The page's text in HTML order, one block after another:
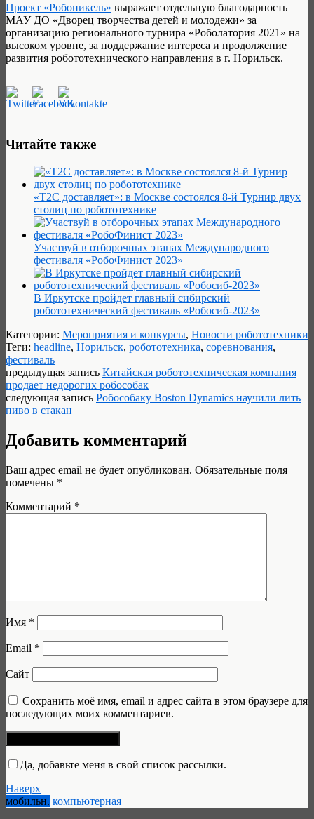
Проект «Робоникель» выражает отдельную благодарность
МАУ ДО «Дворец творчества детей и молодежи» за
организацию регионального турнира «Роболатория 2021» на
высоком уровне, за поддержание интереса и продолжение
развития робототехнического направления в г. Норильск.
Читайте также
«Т2С доставляет»: в Москве состоялся 8-й Турнир двух
столиц по робототехнике
Участвуй в отборочных этапах Международного
фестиваля «РобоФинист 2023»
В Иркутске пройдет главный сибирский
робототехнический фестиваль «Робосиб-2023»
Категории: Мероприятия и конкурсы, Новости робототехники
Теги: headline, Норильск, робототехника, соревнования,
фестиваль
предыдущая запись Китайская робототехническая компания
продает недорогих робособак
следующая запись Робособаку Boston Dynamics научили лить
пиво в стакан
Добавить комментарий
Ваш адрес email не будет опубликован. Обязательные поля
помечены *
Комментарий *
Имя *
Email *
Сайт
Сохранить моё имя, email и адрес сайта в этом браузере для
последующих моих комментариев.
Да, добавьте меня в свой список рассылки.
Наверх
мобильн. компьютерная